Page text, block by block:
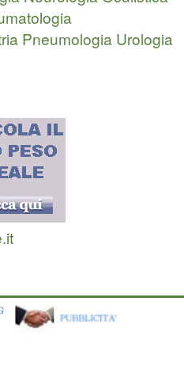
Pneumologia Urologia